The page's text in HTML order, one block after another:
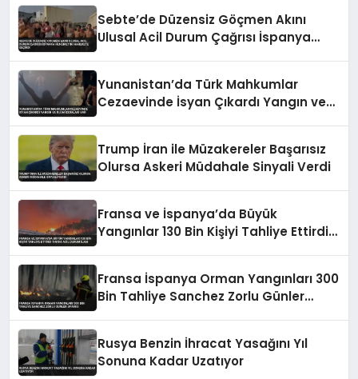
Sebte’de Düzensiz Göçmen Akını
Ulusal Acil Durum Çağrısı İspanya
Yunanistan’da Türk Mahkumlar
Cezaevinde İsyan Çıkardı Yangın ve
Trump İran ile Müzakereler Başarısız
Olursa Askeri Müdahale Sinyali Verdi
Fransa ve İspanya’da Büyük
Yangınlar 130 Bin Kişiyi Tahliye Ettirdi
Fransa İspanya Orman Yangınları 300
Bin Tahliye Sanchez Zorlu Günler
Rusya Benzin İhracat Yasağını Yıl
Sonuna Kadar Uzatıyor